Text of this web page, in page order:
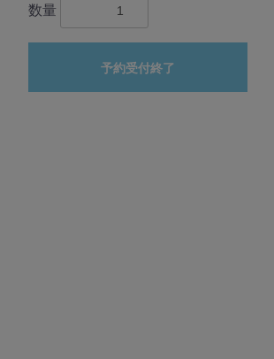
数量
予約受付終了